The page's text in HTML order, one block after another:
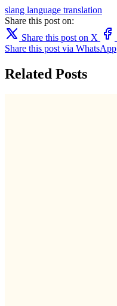
slang language translation
Share this post on:
Share this post on X
Share this post via WhatsApp
Related Posts